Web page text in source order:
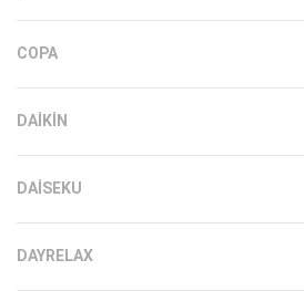
COPA
DAIKIN
DAISEKU
DAYRELAX